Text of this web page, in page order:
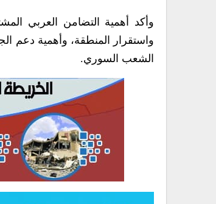
وأكد أهمية التضامن العربي
واستقرار المنطقة، وأهمية دعم
الشعب السوري.